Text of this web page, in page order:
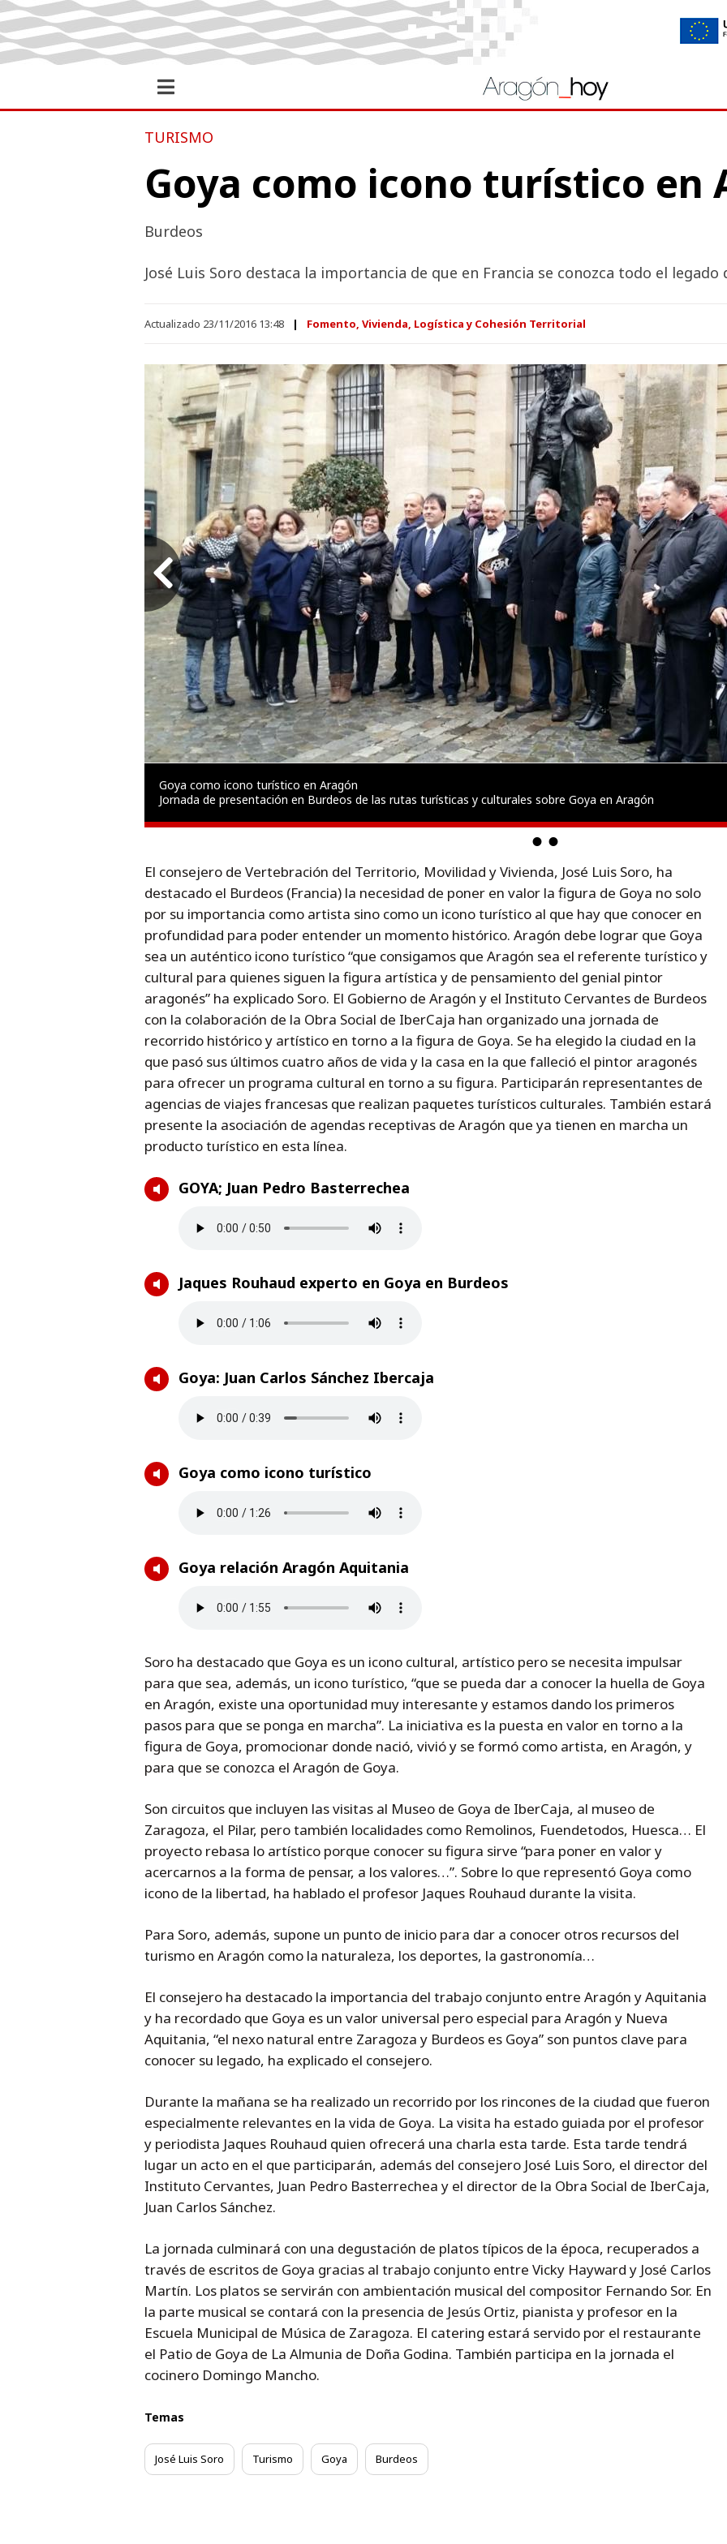
TURISMO
Goya como icono turístico en
Burdeos
José Luis Soro destaca la importancia de que en Francia se conozca todo el legado
Actualizado 23/11/2016 13:48 Fomento, Vivienda, Logística y Cohesión Territorial
Goya como icono turístico en Aragón
Jornada de presentación en Burdeos de las rutas turísticas y culturales sobre Goya en Aragón
El consejero de Vertebración del Territorio, Movilidad y Vivienda, José Luis Soro, ha
destacado el Burdeos (Francia) la necesidad de poner en valor la figura de Goya no solo
por su importancia como artista sino como un icono turístico al que hay que conocer en
profundidad para poder entender un momento histórico. Aragón debe lograr que Goya
sea un auténtico icono turístico “que consigamos que Aragón sea el referente turístico y
cultural para quienes siguen la figura artística y de pensamiento del genial pintor
aragonés” ha explicado Soro. El Gobierno de Aragón y el Instituto Cervantes de Burdeos
con la colaboración de la Obra Social de IberCaja han organizado una jornada de
recorrido histórico y artístico en torno a la figura de Goya. Se ha elegido la ciudad en la
que pasó sus últimos cuatro años de vida y la casa en la que falleció el pintor aragonés
para ofrecer un programa cultural en torno a su figura. Participarán representantes de
agencias de viajes francesas que realizan paquetes turísticos culturales. También estará
presente la asociación de agendas receptivas de Aragón que ya tienen en marcha un
producto turístico en esta línea.
GOYA; Juan Pedro Basterrechea
Jaques Rouhaud experto en Goya en Burdeos
Goya: Juan Carlos Sánchez Ibercaja
Goya como icono turístico
Goya relación Aragón Aquitania
Soro ha destacado que Goya es un icono cultural, artístico pero se necesita impulsar
para que sea, además, un icono turístico, “que se pueda dar a conocer la huella de Goya
en Aragón, existe una oportunidad muy interesante y estamos dando los primeros
pasos para que se ponga en marcha”. La iniciativa es la puesta en valor en torno a la
figura de Goya, promocionar donde nació, vivió y se formó como artista, en Aragón, y
para que se conozca el Aragón de Goya.
Son circuitos que incluyen las visitas al Museo de Goya de IberCaja, al museo de
Zaragoza, el Pilar, pero también localidades como Remolinos, Fuendetodos, Huesca… El
proyecto rebasa lo artístico porque conocer su figura sirve “para poner en valor y
acercarnos a la forma de pensar, a los valores…”. Sobre lo que representó Goya como
icono de la libertad, ha hablado el profesor Jaques Rouhaud durante la visita.
Para Soro, además, supone un punto de inicio para dar a conocer otros recursos del
turismo en Aragón como la naturaleza, los deportes, la gastronomía…
El consejero ha destacado la importancia del trabajo conjunto entre Aragón y Aquitania
y ha recordado que Goya es un valor universal pero especial para Aragón y Nueva
Aquitania, “el nexo natural entre Zaragoza y Burdeos es Goya” son puntos clave para
conocer su legado, ha explicado el consejero.
Durante la mañana se ha realizado un recorrido por los rincones de la ciudad que fueron
especialmente relevantes en la vida de Goya. La visita ha estado guiada por el profesor
y periodista Jaques Rouhaud quien ofrecerá una charla esta tarde. Esta tarde tendrá
lugar un acto en el que participarán, además del consejero José Luis Soro, el director del
Instituto Cervantes, Juan Pedro Basterrechea y el director de la Obra Social de IberCaja,
Juan Carlos Sánchez.
La jornada culminará con una degustación de platos típicos de la época, recuperados a
través de escritos de Goya gracias al trabajo conjunto entre Vicky Hayward y José Carlos
Martín. Los platos se servirán con ambientación musical del compositor Fernando Sor. En
la parte musical se contará con la presencia de Jesús Ortiz, pianista y profesor en la
Escuela Municipal de Música de Zaragoza. El catering estará servido por el restaurante
el Patio de Goya de La Almunia de Doña Godina. También participa en la jornada el
cocinero Domingo Mancho.
Temas
José Luis Soro Turismo Goya Burdeos